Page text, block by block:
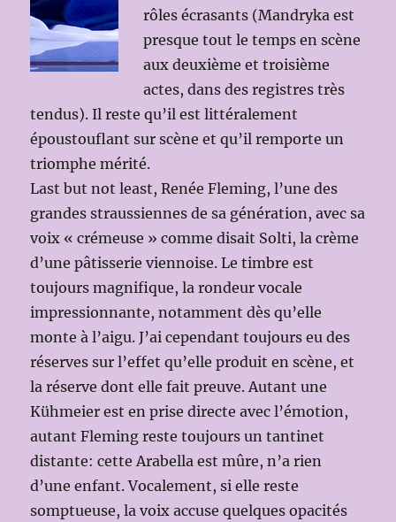
rôles écrasants (Mandryka est
presque tout le temps en scène
aux deuxième et troisième
actes, dans des registres très
tendus). Il reste qu’il est littéralement
époustouflant sur scène et qu’il remporte un
triomphe mérité.
Last but not least, Renée Fleming, l’une des
grandes straussiennes de sa génération, avec sa
voix « crémeuse » comme disait Solti, la crème
d’une pâtisserie viennoise. Le timbre est
toujours magnifique, la rondeur vocale
impressionnante, notamment dès qu’elle
monte à l’aigu. J’ai cependant toujours eu des
réserves sur l’effet qu’elle produit en scène, et
la réserve dont elle fait preuve. Autant une
Kühmeier est en prise directe avec l’émotion,
autant Fleming reste toujours un tantinet
distante: cette Arabella est mûre, n’a rien
d’une enfant. Vocalement, si elle reste
somptueuse, la voix accuse quelques opacités